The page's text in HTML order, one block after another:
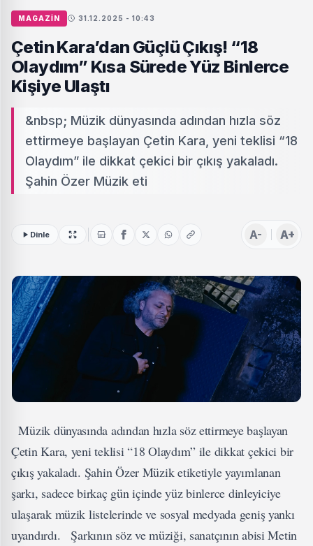
MAGAZIN 31.12.2025 - 10:43
Çetin Kara’dan Güçlü Çıkış! “18
Olaydım” Kısa Sürede Yüz Binlerce
Kişiye Ulaştı
&nbsp; Müzik dünyasında adından hızla söz
ettirmeye başlayan Çetin Kara, yeni teklisi “18
Olaydım” ile dikkat çekici bir çıkış yakaladı.
Şahin Özer Müzik eti
Dinle A- A+
Müzik dünyasında adından hızla söz ettirmeye başlayan
Çetin Kara, yeni teklisi “18 Olaydım” ile dikkat çekici bir
çıkış yakaladı. Şahin Özer Müzik etiketiyle yayımlanan
şarkı, sadece birkaç gün içinde yüz binlerce dinleyiciye
ulaşarak müzik listelerinde ve sosyal medyada geniş yankı
uyandırdı. Şarkının söz ve müziği, sanatçının abisi Metin